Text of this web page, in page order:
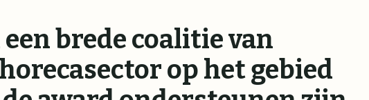
brede coalitie van
op het gebied